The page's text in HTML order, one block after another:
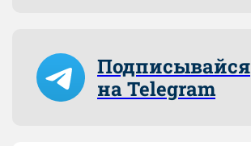
Подписывайся
на Telegram